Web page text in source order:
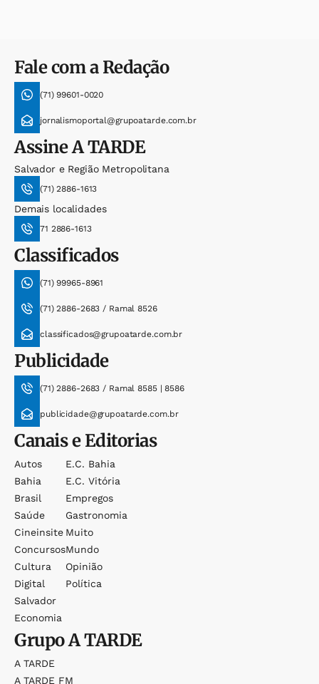
Fale com a Redação
(71) 99601-0020
jornalismoportal@grupoatarde.com.br
AssineA TARDE
Salvador e Região Metropolitana
(71) 2886-1613
Demais localidades
71 2886-1613
Classificados
(71) 99965-8961
(71) 2886-2683 / Ramal 8526
classificados@grupoatarde.com.br
Publicidade
(71) 2886-2683 / Ramal 8585 | 8586
publicidade@grupoatarde.com.br
Canais e Editorias
Autos
Bahia
Brasil
Saúde
Cineinsite
Concursos
Cultura
Digital
Salvador
Economia
E.c. Bahia
E.c. Vitória
Empregos
Gastronomia
Muito
Mundo
Opinião
Política
GrupoA TARDE
A TARDE
A TARDE FM